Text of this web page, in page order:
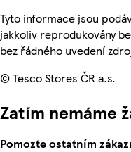
Tyto informace jsou
jakkoliv reprodukovány
bez řádného uvedení
© Tesco Stores ČR a.s.
Zatím nemáme
Pomozte ostatním